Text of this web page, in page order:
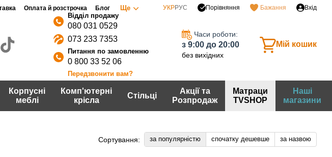
Оплата й розстрочка Блог Ще УКРРУС Порівняння Бажання Вхід
080 031 0529
073 233 7353
0 800 33 52 06
Передзвонити вам?
Часи роботи:
з 9:00 до 20:00
без вихідних
Мій кошик
Корпусні
меблі
Комп'ютерні
крісла
Стільці
Акції та
Розпродаж
Матраци
TVSHOP
Наші
магазини
Сортування: за популярністю спочатку дешевше за назвою